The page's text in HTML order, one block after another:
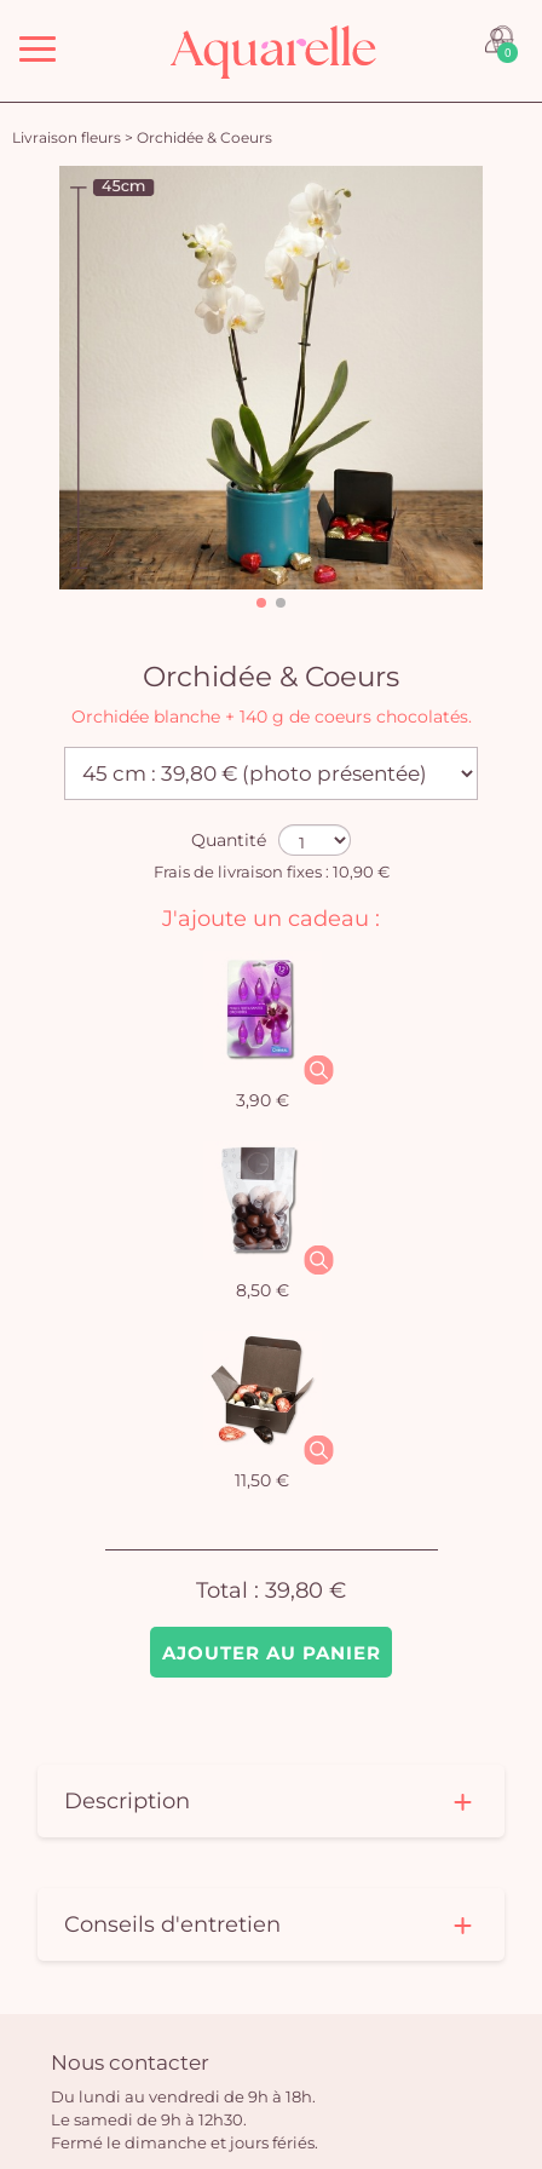
Menu 0
Livraison fleurs > Orchidée & Coeurs
Orchidée & Coeurs
Orchidée blanche + 140 g de coeurs chocolatés.
Quantité
Frais de livraison fixes : 10,90 €
AJOUTER AU PANIER
J'ajoute un cadeau :
3,90 €
8,50 €
11,50 €
Total : 39,80 €
Description
Conseils d'entretien
Nous contacter
Du lundi au vendredi de 9h à 18h.
Le samedi de 9h à 12h30.
Fermé le dimanche et jours fériés.